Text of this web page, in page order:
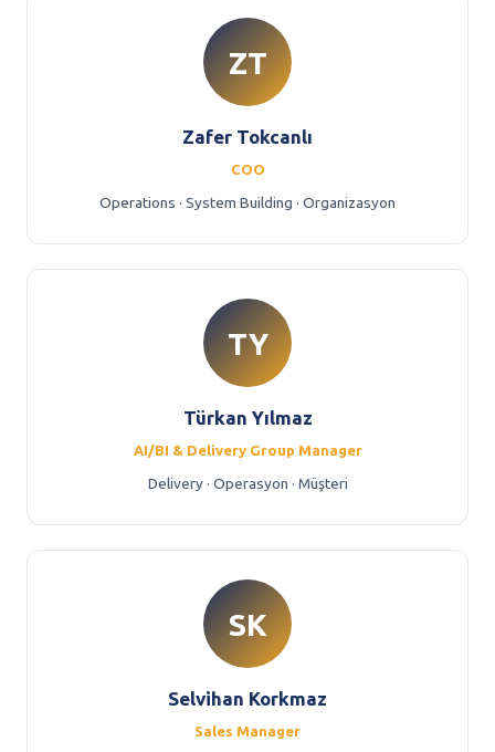
ZT
Zafer Tokcanlı
COO
Operations · System Building · Organizasyon
TY
Türkan Yılmaz
AI/BI & Delivery Group Manager
Delivery · Operasyon · Müşteri
SK
Selvihan Korkmaz
Sales Manager